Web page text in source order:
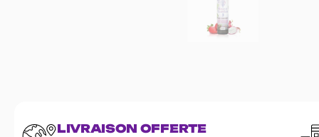
LIVRAISON OFFERTE